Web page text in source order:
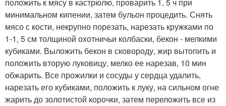
положить к мясу в кастрюлю, проварить 1, 5 ч при
минимальном кипении, затем бульон процедить. Снять
мясо с кости, некрупно порезать, нарезать кружками по
1-1, 5 см толщиной охотничьи колбаски, бекон - мелкими
кубиками. Выложить бекон в сковороду, жир вытопить и
положить вторую луковицу, мелко ее нарезав, 10 мин
обжарить. Все прожилки и сосуды у сердца удалить,
нарезать его кубиками, положить к луку, на сильном огне
жарить до золотистой корочки, затем переложить все из